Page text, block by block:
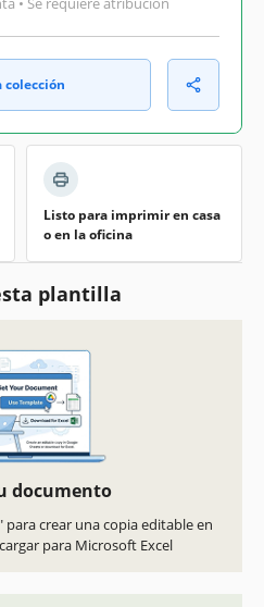
colección
Listo para imprimir en casa
o en la oficina
plantilla
documento
para crear una copia editable en
para Microsoft Excel